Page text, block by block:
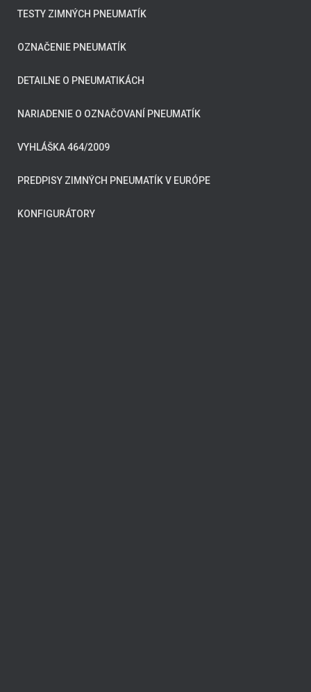
TESTY ZIMNÝCH PNEUMATÍK
OZNAČENIE PNEUMATÍK
DETAILNE O PNEUMATIKÁCH
NARIADENIE O OZNAČOVANÍ PNEUMATÍK
VYHLÁŠKA 464/2009
PREDPISY ZIMNÝCH PNEUMATÍK V EURÓPE
KONFIGURÁTORY